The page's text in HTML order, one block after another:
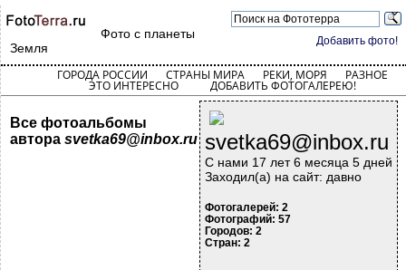
Добавить фото!
Фото с планеты
Земля
ГОРОДА РОССИИ СТРАНЫ МИРА РЕКИ, МОРЯ РАЗНОЕ
ЭТО ИНТЕРЕСНО ДОБАВИТЬ ФОТОГАЛЕРЕЮ!
svetka69@inbox.ru
С нами 17 лет 6 месяца 5 дней
Заходил(а) на сайт: давно
Фотогалерей: 2
Фотографий: 57
Городов: 2
Стран: 2
Все фотоальбомы
автора svetka69@inbox.ru